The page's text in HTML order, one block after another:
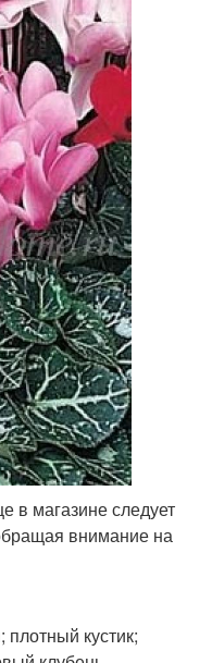
в магазине следует
внимание на
плотный кустик;